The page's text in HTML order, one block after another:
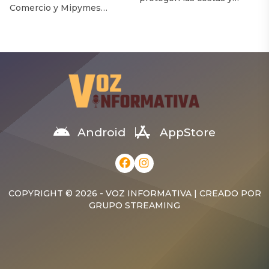
Comercio y Mipymes
que esta medida tiene el
objetivo de mantener
congelados los principales
proteger a la población del
Tecnológico de Santo
Domingo (Intec), que
de estos ecosistemas
expone al país a un
impacto económico
aproximado de US$75
Android AppStore
COPYRIGHT © 2026 - VOZ INFORMATIVA | CREADO POR
GRUPO STREAMING